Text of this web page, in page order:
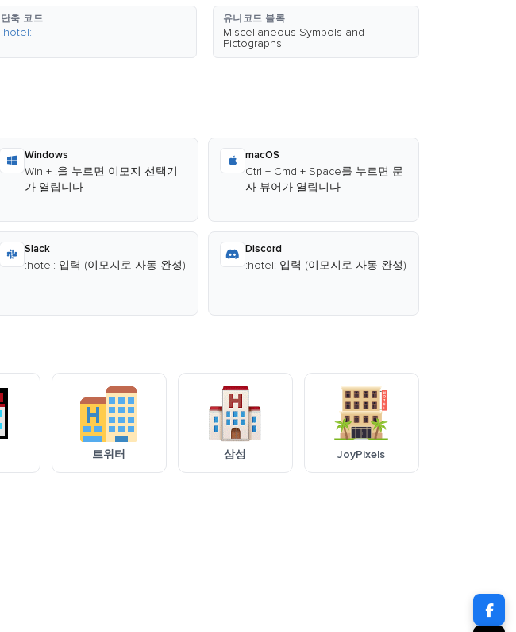
단축 코드
:hotel:
유니코드 블록
Miscellaneous Symbols and
Pictographs
Windows
Win + .을 누르면 이모지 선택기
가 열립니다
macOS
Ctrl + Cmd + Space를 누르면 문
자 뷰어가 열립니다
Slack
:hotel: 입력 (이모지로 자동 완성)
Discord
:hotel: 입력 (이모지로 자동 완성)
트위터 삼성 JoyPixels